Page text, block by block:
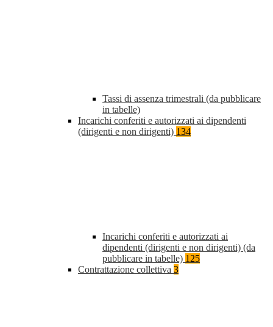
Tassi di assenza trimestrali (da pubblicare
in tabelle)
Incarichi conferiti e autorizzati ai dipendenti
(dirigenti e non dirigenti) 134
Incarichi conferiti e autorizzati ai
dipendenti (dirigenti e non dirigenti) (da
pubblicare in tabelle) 125
Contrattazione collettiva 3